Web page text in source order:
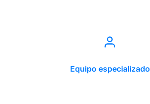
Equipo especializado